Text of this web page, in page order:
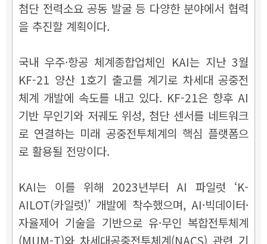
첨단 전력소요 공동 발굴 등 다양한 분야에서 협력
을 추진할 계획이다.
국내 우주·항공 체계종합업체인 KAI는 지난 3월
KF-21 양산 1호기 출고를 계기로 차세대 공중전
체계 개발에 속도를 내고 있다. KF-21은 향후 AI
기반 무인기와 저궤도 위성, 첨단 센서를 네트워크
로 연결하는 미래 공중전투체계의 핵심 플랫폼으
로 활용될 전망이다.
KAI는 이를 위해 2023년부터 AI 파일럿 ‘K-
AILOT(카일럿)’ 개발에 착수했으며, AI·빅데이터·
자율제어 기술을 기반으로 유·무인 복합전투체계
(MUM-T)와 차세대공중전투체계(NACS) 관련 기